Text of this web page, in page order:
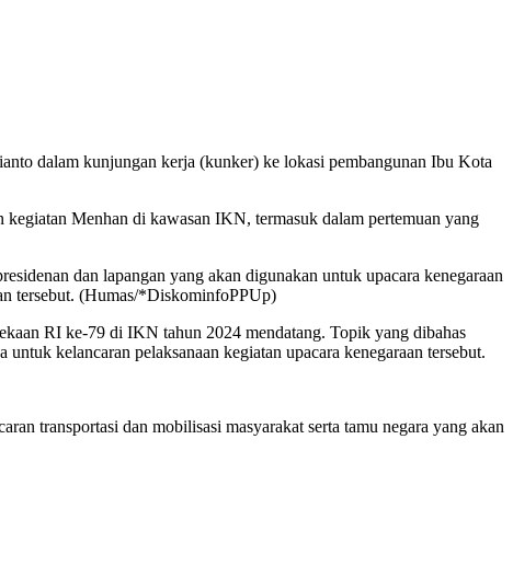
dalam kunjungan kerja (kunker) ke lokasi pembangunan Ibu Kota
Menhan di kawasan IKN, termasuk dalam pertemuan yang
dan lapangan yang akan digunakan untuk upacara kenegaraan
tersebut. (Humas/*DiskominfoPPUp)
RI ke-79 di IKN tahun 2024 mendatang. Topik yang dibahas
kelancaran pelaksanaan kegiatan upacara kenegaraan tersebut.
transportasi dan mobilisasi masyarakat serta tamu negara yang akan